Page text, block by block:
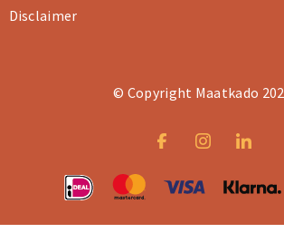
Disclaimer
© Copyright Maatkado